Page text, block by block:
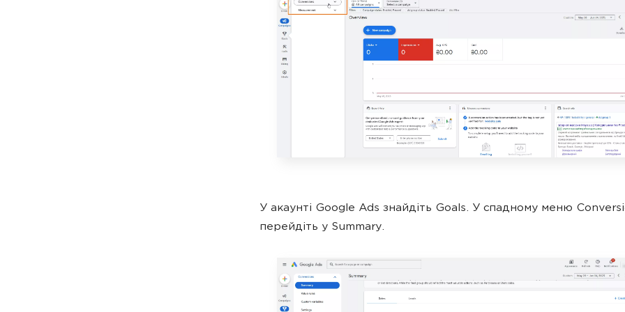
У акаунті Google Ads знайдіть Goals. У спадному меню
перейдіть у Summary.